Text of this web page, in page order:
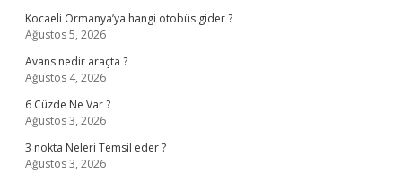
Kocaeli Ormanya’ya hangi otobüs gider ?
Ağustos 5, 2026
Avans nedir araçta ?
Ağustos 4, 2026
6 Cüzde Ne Var ?
Ağustos 3, 2026
3 nokta Neleri Temsil eder ?
Ağustos 3, 2026